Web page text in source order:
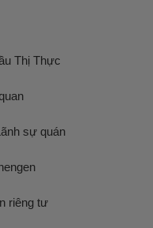
Thị Thực
sự quán
riêng tư